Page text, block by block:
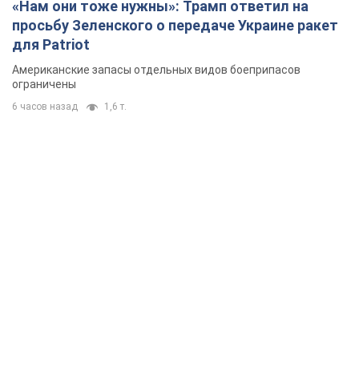
«Нам они тоже нужны»: Трамп ответил на
просьбу Зеленского о передаче Украине ракет
для Patriot
Американские запасы отдельных видов боеприпасов
ограничены
6 часов назад 1,6 т.